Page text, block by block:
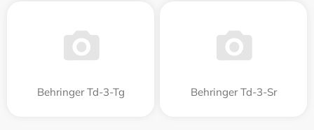
Behringer Td-3-Tg Behringer Td-3-Sr